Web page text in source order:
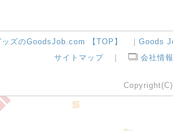
ズのGoodsJob.com 【TOP】
Goods
サイトマップ
会社情報